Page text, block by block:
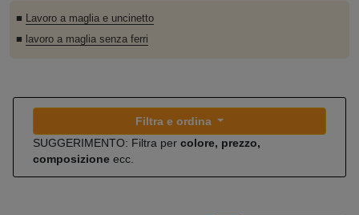
■ Lavoro a maglia e uncinetto
■ lavoro a maglia senza ferri
Filtra e ordina
SUGGERIMENTO: Filtra per colore, prezzo,
composizione ecc.